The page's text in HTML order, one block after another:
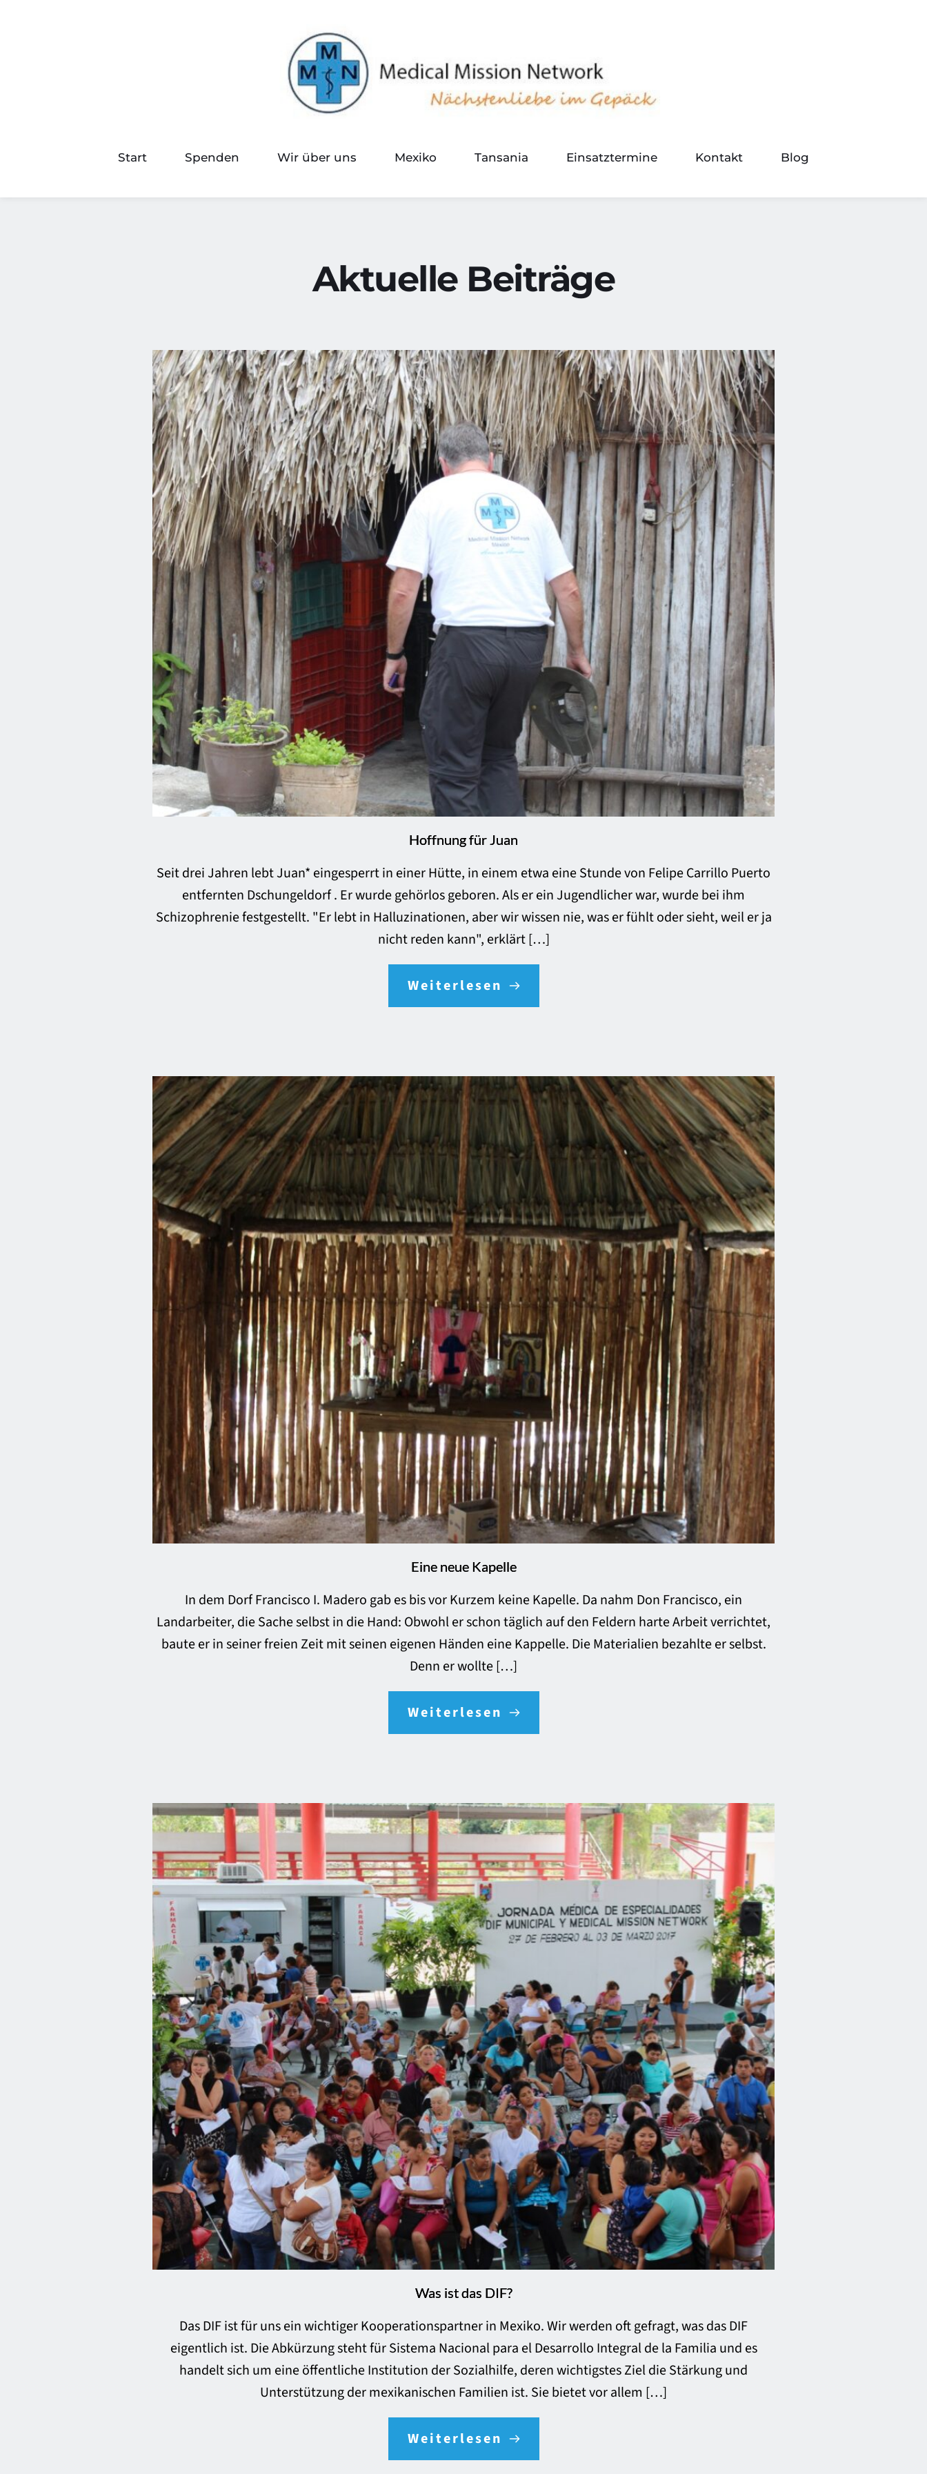
Start Spenden Wir über uns Mexiko Tansania Einsatztermine Kontakt Blog
Aktuelle Beiträge
Hoffnung für Juan
Seit drei Jahren lebt Juan* eingesperrt in einer Hütte, in einem etwa eine Stunde von Felipe Carrillo Puerto
entfernten Dschungeldorf . Er wurde gehörlos geboren. Als er ein Jugendlicher war, wurde bei ihm
Schizophrenie festgestellt. "Er lebt in Halluzinationen, aber wir wissen nie, was er fühlt oder sieht, weil er ja
nicht reden kann", erklärt […]
Weiterlesen
Eine neue Kapelle
In dem Dorf Francisco I. Madero gab es bis vor Kurzem keine Kapelle. Da nahm Don Francisco, ein
Landarbeiter, die Sache selbst in die Hand: Obwohl er schon täglich auf den Feldern harte Arbeit verrichtet,
baute er in seiner freien Zeit mit seinen eigenen Händen eine Kappelle. Die Materialien bezahlte er selbst.
Denn er wollte […]
Weiterlesen
Was ist das DIF?
Das DIF ist für uns ein wichtiger Kooperationspartner in Mexiko. Wir werden oft gefragt, was das DIF
eigentlich ist. Die Abkürzung steht für Sistema Nacional para el Desarrollo Integral de la Familia und es
handelt sich um eine öffentliche Institution der Sozialhilfe, deren wichtigstes Ziel die Stärkung und
Unterstützung der mexikanischen Familien ist. Sie bietet vor allem […]
Weiterlesen